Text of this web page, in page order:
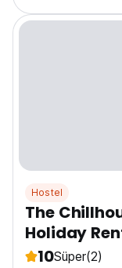
Hostel
The
Holiday
10Süper(2)